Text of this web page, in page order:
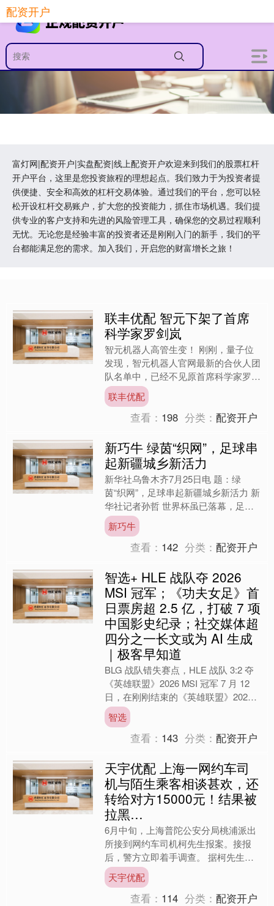
富灯网|配资开户|实盘配资|线上配资开户欢迎来到我们的股票杠杆
开户平台，这里是您投资旅程的理想起点。我们致力于为投资者提
供便捷、安全和高效的杠杆交易体验。通过我们的平台，您可以轻
松开设杠杆交易账户，扩大您的投资能力，抓住市场机遇。我们提
供专业的客户支持和先进的风险管理工具，确保您的交易过程顺利
无忧。无论您是经验丰富的投资者还是刚刚入门的新手，我们的平
台都能满足您的需求。加入我们，开启您的财富增长之旅！
配资开户
联丰优配 智元下架了首席
科学家罗剑岚
智元机器人高管生变！ 刚刚，量子位
发现，智元机器人官网最新的合伙人团
队名单中，已经不见原首席科学家罗剑
岚的名字。 而在此前的官网名单中，
罗剑岚的身份还是： 智元....
联丰优配
查看： 198 分类：配资开户
新巧牛 绿茵“织网”，足球串
起新疆城乡新活力
新华社乌鲁木齐7月25日电 题：绿
茵“织网”，足球串起新疆城乡新活力 新
华社记者孙哲 世界杯虽已落幕，足球
激情仍在新疆延续。眼下，“疆超”“兵
超”等群众赛事正如....
新巧牛
查看： 142 分类：配资开户
智选+ HLE 战队夺 2026
MSI 冠军；《功夫女足》首
日票房超 2.5 亿，打破 7 项
中国影史纪录；社交媒体超
四分之一长文或为 AI 生成
｜极客早知道
BLG 战队错失赛点，HLE 战队 3:2 夺
《英雄联盟》2026 MSI 冠军 7 月 12
日，在刚刚结束的《英雄联盟》2026
MSI 决赛的比赛中，来自....
智选
查看： 143 分类：配资开户
天宇优配 上海一网约车司
机与陌生乘客相谈甚欢，还
转给对方15000元！结果被
拉黑…
6月中旬，上海普陀公安分局桃浦派出
所接到网约车司机柯先生报案。接报
后，警方立即着手调查。 据柯先生回
忆，前不久他接了一单网约车，途中与
乘客相谈甚欢。得知柯先生最....
天宇优配
查看： 114 分类：配资开户